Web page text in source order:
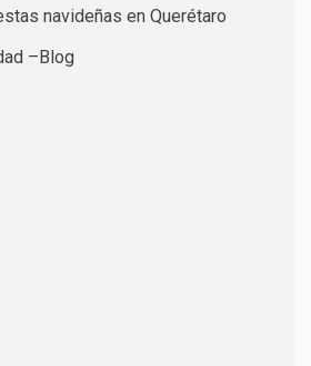
navideñas en Querétaro
–Blog